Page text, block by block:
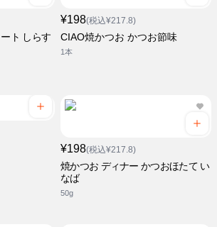
ト しらす
¥198(税込¥217.8)
CIAO焼かつお かつお節味
1本
¥198(税込¥217.8)
焼かつお ディナー かつおほたて い
なば
50g